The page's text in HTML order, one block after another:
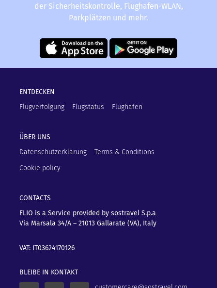
der Sicherheitskontrolle, Flughafen-WLAN,
Parkplätzen und mehr.
ENTDECKEN
Flugverfolgung
Flugstatus Flughäfen
ÜBER UNS
Datenschutzerklärung
Terms & Conditions
Cookie policy
CONTACTS
FLIO is a Service provided by sostravel S.p.a
Via Marsala 34/A – 21013 Gallarate (VA), Italy
VAT: IT03624170126
BLEIBE IN KONTAKT